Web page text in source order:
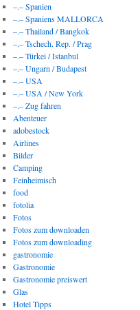
–.– Spanien
–.– Spaniens MALLORCA
–.– Thailand / Bangkok
–.– Tschech. Rep. / Prag
–.– Türkei / Istanbul
–.– Ungarn / Budapest
–.– USA
–.– USA / New York
–.– Zug fahren
Abenteuer
adobestock
Airlines
Bilder
Camping
Feinheimisch
food
fotolia
Fotos
Fotos zum downloaden
Fotos zum downloading
gastronomie
Gastronomie
Gastronomie preiswert
Glas
Hotel Tipps